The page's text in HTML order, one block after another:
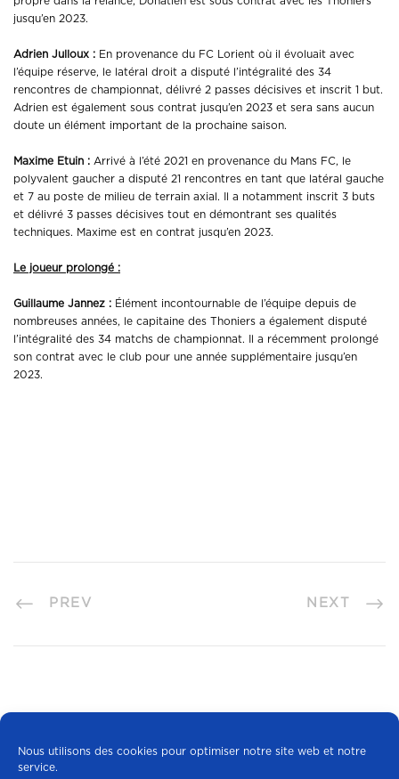
Nous utilisons des cookies pour optimiser notre site web et notre
service.
jusqu’en 2023.
Adrien Julloux : En provenance du FC Lorient où il évoluait avec
l’équipe réserve, le latéral droit a disputé l’intégralité des 34
rencontres de championnat, délivré 2 passes décisives et inscrit 1 but.
Adrien est également sous contrat jusqu’en 2023 et sera sans aucun
doute un élément important de la prochaine saison.
Maxime Etuin : Arrivé à l’été 2021 en provenance du Mans FC, le
polyvalent gaucher a disputé 21 rencontres en tant que latéral gauche
et 7 au poste de milieu de terrain axial. Il a notamment inscrit 3 buts
et délivré 3 passes décisives tout en démontrant ses qualités
techniques. Maxime est en contrat jusqu’en 2023.
Le joueur prolongé :
Guillaume Jannez : Élément incontournable de l’équipe depuis de
nombreuses années, le capitaine des Thoniers a également disputé
l’intégralité des 34 matchs de championnat. Il a récemment prolongé
son contrat avec le club pour une année supplémentaire jusqu’en
2023.
PREV NEXT